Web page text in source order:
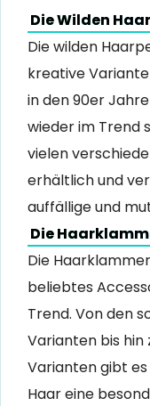
Die Wilden
Die wilden
kreative
in den 90er
wieder im Trend
vielen
erhältlich und
auffällige und
Die
Die
beliebtes
Trend. Von den
Varianten bis hin
Varianten gibt
Haar eine